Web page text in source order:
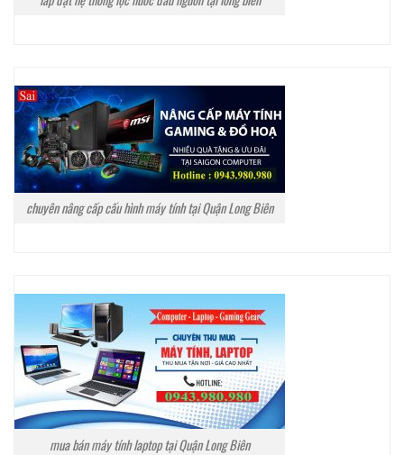
chuyên nâng cấp cấu hình máy tính tại Quận Long Biên
mua bán máy tính laptop tại Quận Long Biên